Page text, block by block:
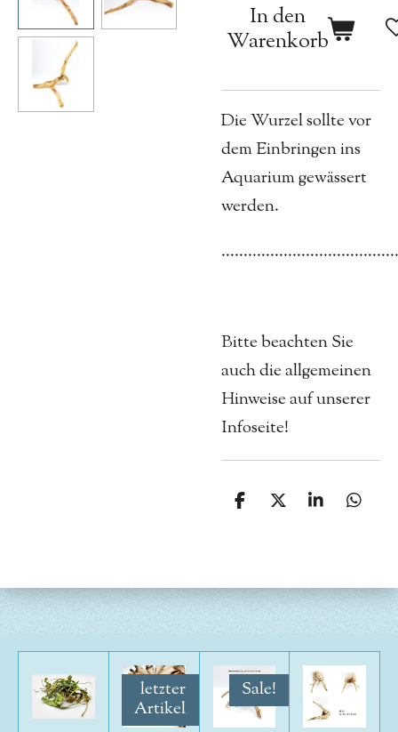
In den
Warenkorb
Die Wurzel sollte vor
dem Einbringen ins
Aquarium gewässert
werden.
Bitte beachten Sie
auch die allgemeinen
Hinweise auf unserer
Infoseite!
T
n
T
n
T
n
T
n
letzter
Artikel
Sale!